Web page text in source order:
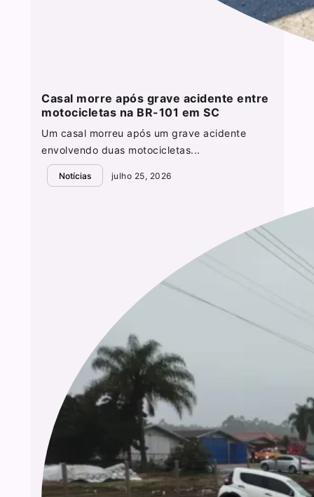
Casal morre após grave acidente entre
motocicletas na BR-101 em SC
Um casal morreu após um grave acidente
envolvendo duas motocicletas...
Notícias julho 25, 2026